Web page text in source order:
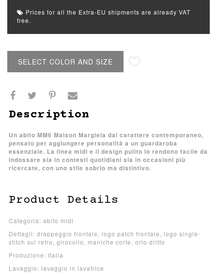
Prices for all the Extra-EU shipments are already VAT
free.
SELECT COLOR AND SIZE
Description
Un abito MM6 Maison Margiela dal carattere contemporaneo,
pensato per aggiungere personalità a un guardaroba
essenziale. La linea midi e il design pulito lo rendono facile da
indossare sia in contesti quotidiani sia in occasioni più
ricercate, con uno stile sobrio ma distintivo.
Product Details
Categoria: abito midi
Dettagli: drappeggio frontale, logo patch frontale, logo single-
stitch sul retro, girocollo, maniche corte, orlo dritto
Produzione: Italia
Lavaggio: lavaggio in lavatrice